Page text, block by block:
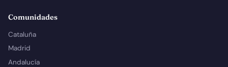
Comunidades
Cataluña
Madrid
Andalucía